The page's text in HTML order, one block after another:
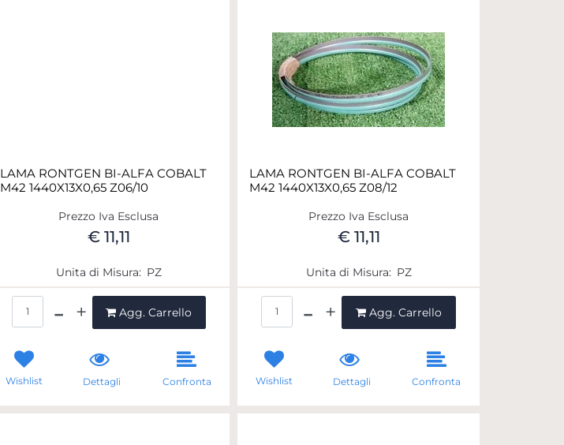
LAMA RONTGEN BI-ALFA COBALT
M42 1440X13X0,65 Z06/10
Prezzo Iva Esclusa
€ 11,11
Unita di Misura: PZ
Agg. Carrello
Wishlist Dettagli Confronta
LAMA RONTGEN BI-ALFA COBALT
M42 1440X13X0,65 Z08/12
Prezzo Iva Esclusa
€ 11,11
Unita di Misura: PZ
Agg. Carrello
Wishlist Dettagli Confronta